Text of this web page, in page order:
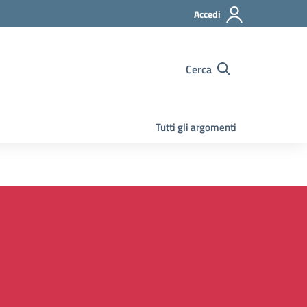
Accedi
Cerca
Tutti gli argomenti